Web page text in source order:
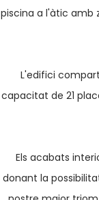
piscina a l'àtic amb
L'edifici
capacitat de 21
Els acabats
donant la